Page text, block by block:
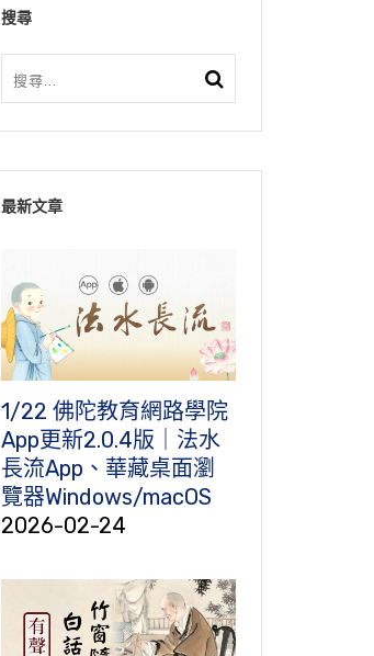
搜尋
最新文章
1/22 佛陀教育網路學院
App更新2.0.4版｜法水
長流App、華藏桌面瀏
覽器Windows/macOS
2026-02-24